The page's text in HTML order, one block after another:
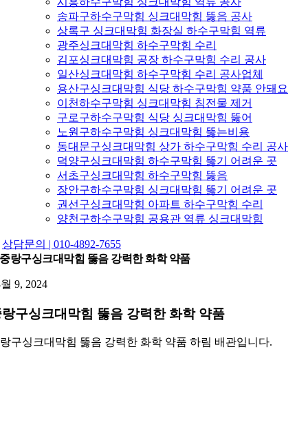
송파구하수구막힘 싱크대막힘 뚫음 공사
상록구 싱크대막힘 화장실 하수구막힘 역류
광주싱크대막힘 하수구막힘 수리
김포싱크대막힘 공장 하수구막힘 수리 공사
일산싱크대막힘 하수구막힘 수리 공사업체
용산구싱크대막힘 식당 하수구막힘 약품 안돼요
이천하수구막힘 싱크대막힘 침전물 제거
구로구하수구막힘 식당 싱크대막힘 뚫어
노원구하수구막힘 싱크대막힘 뚫는비용
동대문구싱크대막힘 상가 하수구막힘 수리 공사
덕양구싱크대막힘 하수구막힘 뚫기 어려운 곳
서초구싱크대막힘 하수구막힘 뚫음
장안구하수구막힘 싱크대막힘 뚫기 어려운 곳
권선구싱크대막힘 아파트 하수구막힘 수리
양천구하수구막힘 공용관 역류 싱크대막힘
상담문의 | 010-4892-7655
중랑구싱크대막힘 뚫음 강력한 화학 약품
9, 2024
구싱크대막힘 뚫음 강력한 화학 약품
구싱크대막힘 뚫음 강력한 화학 약품 하림 배관입니다.